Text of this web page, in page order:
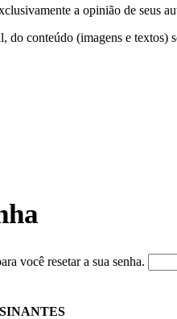
a opinião de seus
conteúdo (imagens e textos)
você resetar a sua senha.